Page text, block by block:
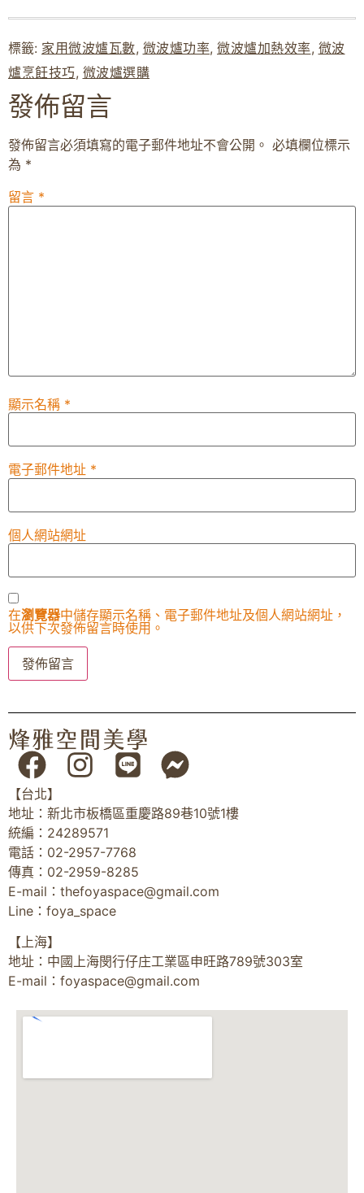
標籤: 家用微波爐瓦數, 微波爐功率, 微波爐加熱效率, 微波
爐烹飪技巧, 微波爐選購
發佈留言
發佈留言必須填寫的電子郵件地址不會公開。 必填欄位標示
為 *
留言 *
顯示名稱 *
電子郵件地址 *
個人網站網址
在瀏覽器中儲存顯示名稱、電子郵件地址及個人網站網址，
以供下次發佈留言時使用。
【台北】
地址：新北市板橋區重慶路89巷10號1樓
統編：24289571
電話：02-2957-7768
傳真：02-2959-8285
E-mail： thefoyaspace@gmail.com
Line：foya_space
【上海】
地址：中國上海閔行仔庄工業區申旺路789號303室
E-mail： foyaspace@gmail.com